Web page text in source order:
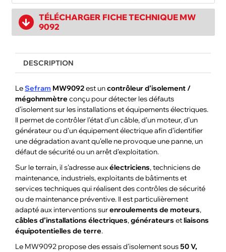
TÉLÉCHARGER FICHE TECHNIQUE MW
9092
DESCRIPTION
LeSefram MW9092est uncontrôleur d’isolement /
mégohmmètre conçu pour détecter les défauts
d’isolement sur les installations et équipements électriques.
Il permet de contrôler l’état d’un câble, d’un moteur, d’un
générateur ou d’un équipement électrique afin d’identifier
une dégradation avant qu’elle ne provoque une panne, un
défaut de sécurité ou un arrêt d’exploitation.
Sur le terrain, il s’adresse auxélectriciens, techniciens de
maintenance, industriels, exploitants de bâtiments et
services techniques qui réalisent des contrôles de sécurité
ou de maintenance préventive. Il est particulièrement
adapté aux interventions surenroulements de moteurs,
câbles d’installations électriques,générateurs etliaisons
équipotentielles de terre.
Le MW9092 propose des essais d’isolement sous50 V,